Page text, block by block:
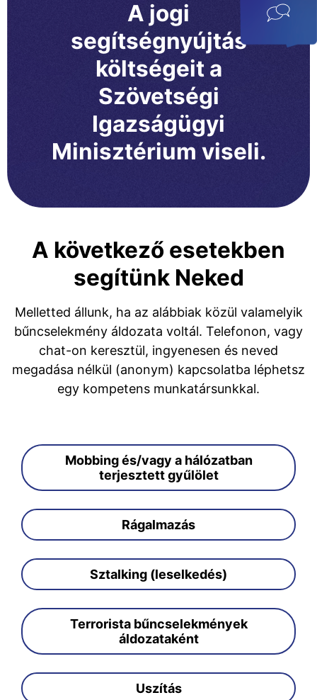
A jogi
segítségnyújtás
költségeit a
Szövetségi
Igazságügyi
Minisztérium viseli.
A következő esetekben
segítünk Neked
Melletted állunk, ha az alábbiak közül valamelyik
bűncselekmény áldozata voltál. Telefonon, vagy
chat-on keresztül, ingyenesen és neved
megadása nélkül (anonym) kapcsolatba léphetsz
egy kompetens munkatársunkkal.
Mobbing és/vagy a hálózatban
terjesztett gyűlölet
Rágalmazás
Sztalking (leselkedés)
Terrorista bűncselekmények
áldozataként
Uszítás